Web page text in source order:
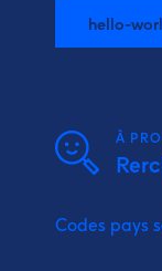
hello-
À
Codes pays